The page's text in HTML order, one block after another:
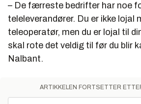
– De færreste bedrifter har noe
teleleverandører. Du er ikke lojal
teleoperatør, men du er lojal til
skal rote det veldig til før du blir
Nalbant.
ARTIKKELEN FORTSETTER